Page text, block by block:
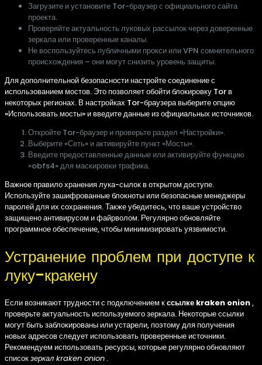
Загрузите и установите Tor-браузер с официального сайта
проекта.
Проверяйте актуальность луковых рассылок через доверенные
зеркала или проверенные каналы.
Не воспользуйтесь публичными прокси или VPN сомнительного
происхождения – они могут снизить уровень защиты.
Для дополнительной безопасности настройте соединение с
использованием мостов. Это позволяет обойти блокировку Tor в
некоторых регионах. В настройках Tor-браузера выберите опцию
«Использовать мосты» и введите данные из официальных источников.
Откройте Tor-браузер и проверьте раздел «Настройки».
Выберите «Сеть» и активируйте пункт «Мосты».
Введите предоставленные данные или активируйте функцию
«obfs4» для маскировки трафика.
Важное правило хранения лука-сылок в открытом доступе.
Используйте зашифрованные блокноты или безопасные менеджеры
паролей для их сохранения. Также убедитесь, что ваше устройство
защищено антивирусом и файрволом. Регулярно обновляйте
программное обеспечение, чтобы минимизировать уязвимости.
Устранение проблем при доступе к
луку-кракену
Если возникают трудности с подключением кссылке kraken onion,
проверьте актуальность используемого зеркала. Некоторые ссылки
могут быть заблокированы или устарели, поэтому для получения
новых адресов следует использовать проверенные источники.
Рекомендуем использовать ресурсы, которые регулярно обновляют
списокзеркал kraken onion .